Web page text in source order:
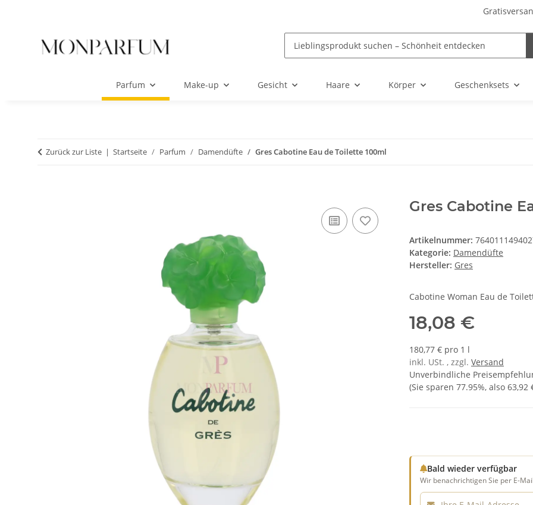
Parfum Make-up Gesicht Haare Körper Geschenksets
Zurück zur Liste Startseite Parfum Damendüfte Gres Cabotine Eau de Toilette 100ml
Gres Cabotine
Artikelnummer:
Kategorie: Damendüfte
Hersteller: Gres
Cabotine Woman Eau de
18,08 €
180,77 € pro 1 l
inkl. USt. , zzgl. Versand
Unverbindliche
(Sie sparen 77.95%, also 63,92
Bald wieder verfügbar
Wir benachrichtigen Sie per E-
E-Mail